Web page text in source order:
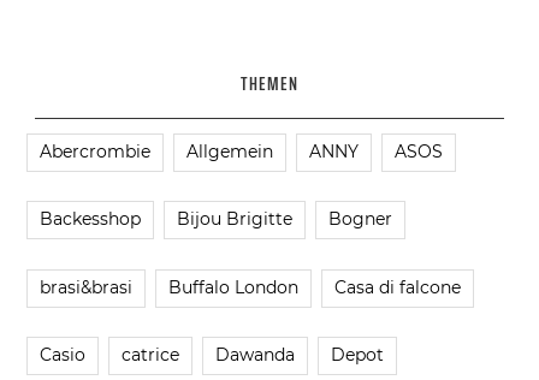
THEMEN
Abercrombie Allgemein ANNY ASOS
Backesshop Bijou Brigitte Bogner
brasi&brasi Buffalo London Casa di falcone
Casio catrice Dawanda Depot